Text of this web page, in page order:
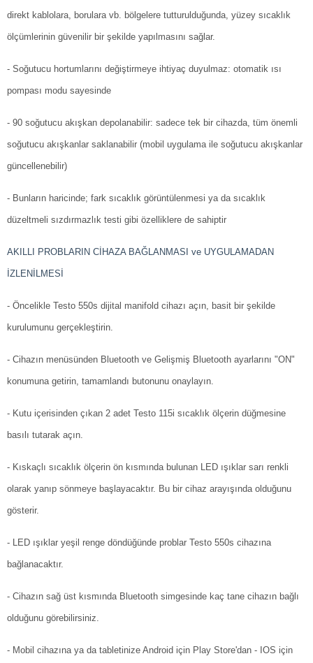
direkt kablolara, borulara vb. bölgelere tutturulduğunda, yüzey sıcaklık
ölçümlerinin güvenilir bir şekilde yapılmasını sağlar.
- Soğutucu hortumlarını değiştirmeye ihtiyaç duyulmaz: otomatik ısı
pompası modu sayesinde
- 90 soğutucu akışkan depolanabilir: sadece tek bir cihazda, tüm önemli
soğutucu akışkanlar saklanabilir (mobil uygulama ile soğutucu akışkanlar
güncellenebilir)
- Bunların haricinde; fark sıcaklık görüntülenmesi ya da sıcaklık
düzeltmeli sızdırmazlık testi gibi özelliklere de sahiptir
AKILLI PROBLARIN CİHAZA BAĞLANMASI ve UYGULAMADAN
İZLENİLMESİ
- Öncelikle Testo 550s dijital manifold cihazı açın, basit bir şekilde
kurulumunu gerçekleştirin.
- Cihazın menüsünden Bluetooth ve Gelişmiş Bluetooth ayarlarını "ON"
konumuna getirin, tamamlandı butonunu onaylayın.
- Kutu içerisinden çıkan 2 adet Testo 115i sıcaklık ölçerin düğmesine
basılı tutarak açın.
- Kıskaçlı sıcaklık ölçerin ön kısmında bulunan LED ışıklar sarı renkli
olarak yanıp sönmeye başlayacaktır. Bu bir cihaz arayışında olduğunu
gösterir.
- LED ışıklar yeşil renge döndüğünde problar Testo 550s cihazına
bağlanacaktır.
- Cihazın sağ üst kısmında Bluetooth simgesinde kaç tane cihazın bağlı
olduğunu görebilirsiniz.
- Mobil cihazına ya da tabletinize Android için Play Store'dan - IOS için